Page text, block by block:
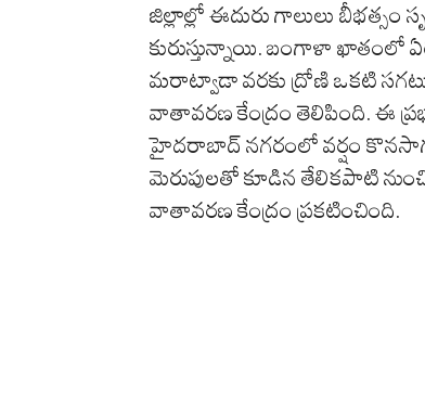
జిల్లాల్లో ఈదురు గాలులు బీభత్సం
కురుస్తున్నాయి. బంగాళా ఖాతంలో
మరాట్వాడా వరకు ద్రోణి ఒకటి సగటు
వాతావరణ కేంద్రం తెలిపింది. ఈ
హైదరాబాద్ నగరంలో వర్షం
మెరుపులతో కూడిన తేలికపాటి
వాతావరణ కేంద్రం ప్రకటించింది.